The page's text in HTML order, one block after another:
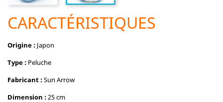
CARACTÉRISTIQUES
Origine : Japon
Type : Peluche
Fabricant :Sun Arrow
Dimension :25 cm